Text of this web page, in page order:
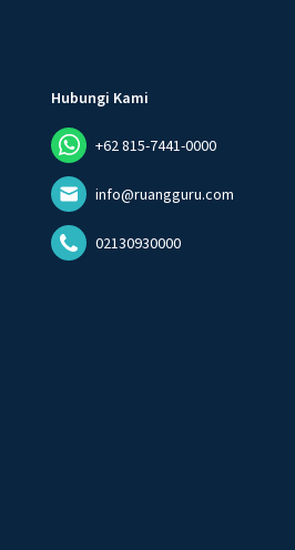
Hubungi Kami
+62 815-7441-0000
info@ruangguru.com
02130930000